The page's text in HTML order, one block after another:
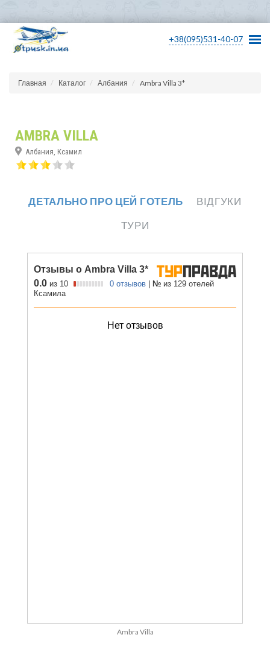
+38(095)531-40-07
Главная Каталог Албания Ambra Villa 3*
AMBRA VILLA
Албания, Ксамил
ДЕТАЛЬНО ПРО ЦЕЙ ГОТЕЛЬ
ВІДГУКИ
ТУРИ
Ambra Villa